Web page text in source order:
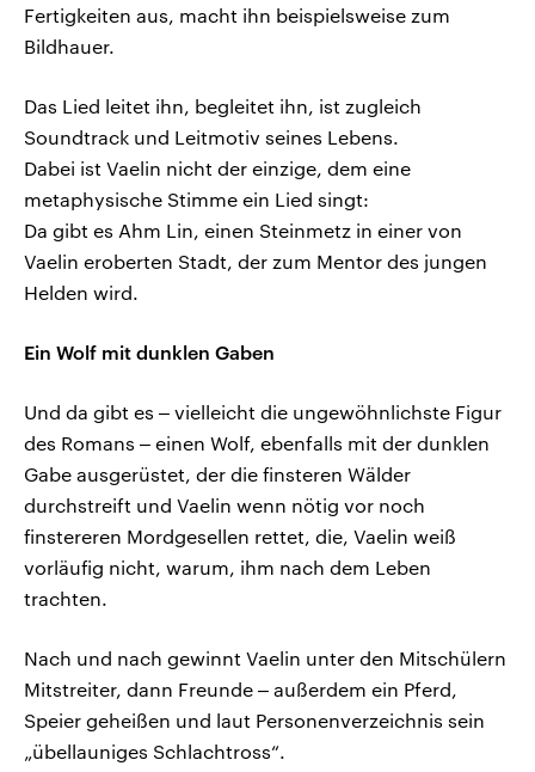
Fertigkeiten aus, macht ihn beispielsweise zum
Bildhauer.
Das Lied leitet ihn, begleitet ihn, ist zugleich
Soundtrack und Leitmotiv seines Lebens.
Dabei ist Vaelin nicht der einzige, dem eine
metaphysische Stimme ein Lied singt:
Da gibt es Ahm Lin, einen Steinmetz in einer von
Vaelin eroberten Stadt, der zum Mentor des jungen
Helden wird.
Ein Wolf mit dunklen Gaben
Und da gibt es ‒ vielleicht die ungewöhnlichste Figur
des Romans ‒ einen Wolf, ebenfalls mit der dunklen
Gabe ausgerüstet, der die finsteren Wälder
durchstreift und Vaelin wenn nötig vor noch
finstereren Mordgesellen rettet, die, Vaelin weiß
vorläufig nicht, warum, ihm nach dem Leben
trachten.
Nach und nach gewinnt Vaelin unter den Mitschülern
Mitstreiter, dann Freunde ‒ außerdem ein Pferd,
Speier geheißen und laut Personenverzeichnis sein
„übellauniges Schlachtross“.